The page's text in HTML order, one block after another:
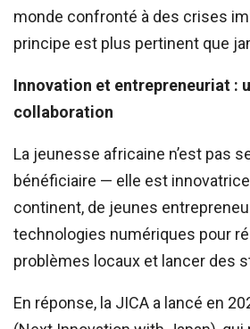
monde confronté à des crises
principe est plus pertinent que
Innovation et entrepreneuriat :
collaboration
La jeunesse africaine n’est pas
bénéficiaire — elle est
continent, de jeunes
technologies numériques pour
problèmes locaux et lancer des
En réponse, la JICA a lancé en